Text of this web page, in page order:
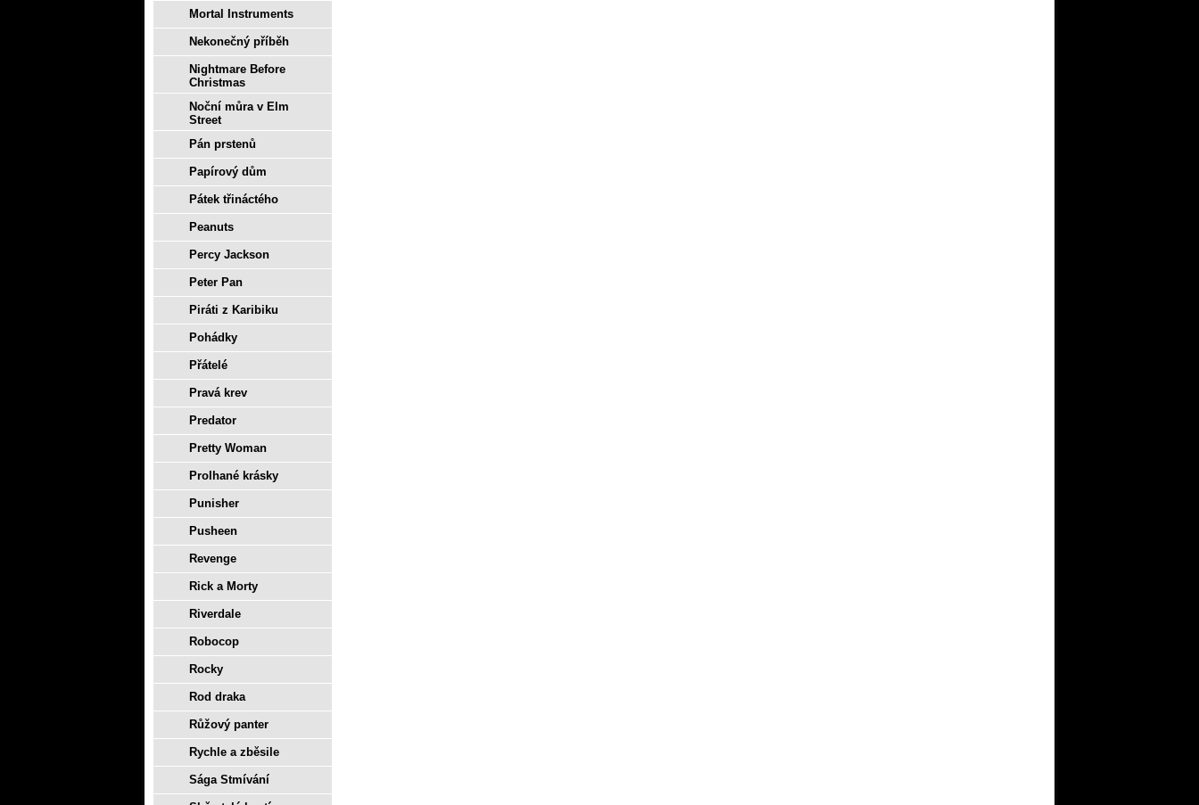
Mortal Instruments
Nekonečný příběh
Nightmare Before
Christmas
Noční můra v Elm
Street
Pán prstenů
Papírový dům
Pátek třináctého
Peanuts
Percy Jackson
Peter Pan
Piráti z Karibiku
Pohádky
Přátelé
Pravá krev
Predator
Pretty Woman
Prolhané krásky
Punisher
Pusheen
Revenge
Rick a Morty
Riverdale
Robocop
Rocky
Rod draka
Růžový panter
Rychle a zběsile
Sága Stmívání